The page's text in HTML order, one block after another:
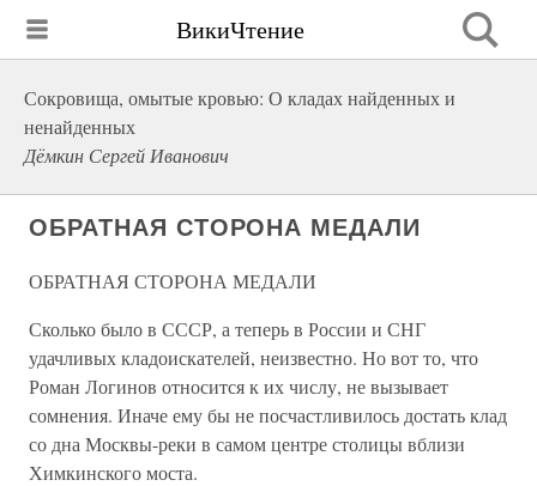
ВикиЧтение
Сокровища, омытые кровью: О кладах найденных и
ненайденных
Дёмкин Сергей Иванович
ОБРАТНАЯ СТОРОНА МЕДАЛИ
ОБРАТНАЯ СТОРОНА МЕДАЛИ
Сколько было в СССР, а теперь в России и СНГ
удачливых кладоискателей, неизвестно. Но вот то, что
Роман Логинов относится к их числу, не вызывает
сомнения. Иначе ему бы не посчастливилось достать клад
со дна Москвы-реки в самом центре столицы вблизи
Химкинского моста.